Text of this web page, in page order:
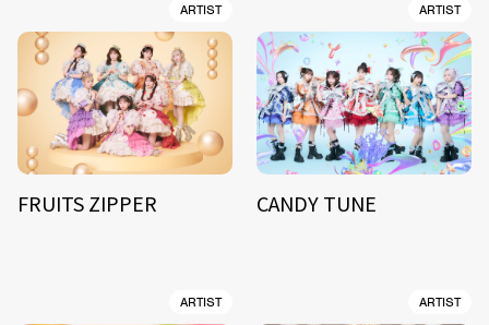
ARTIST
FRUITS ZIPPER
ARTIST
CANDY TUNE
ARTIST ARTIST